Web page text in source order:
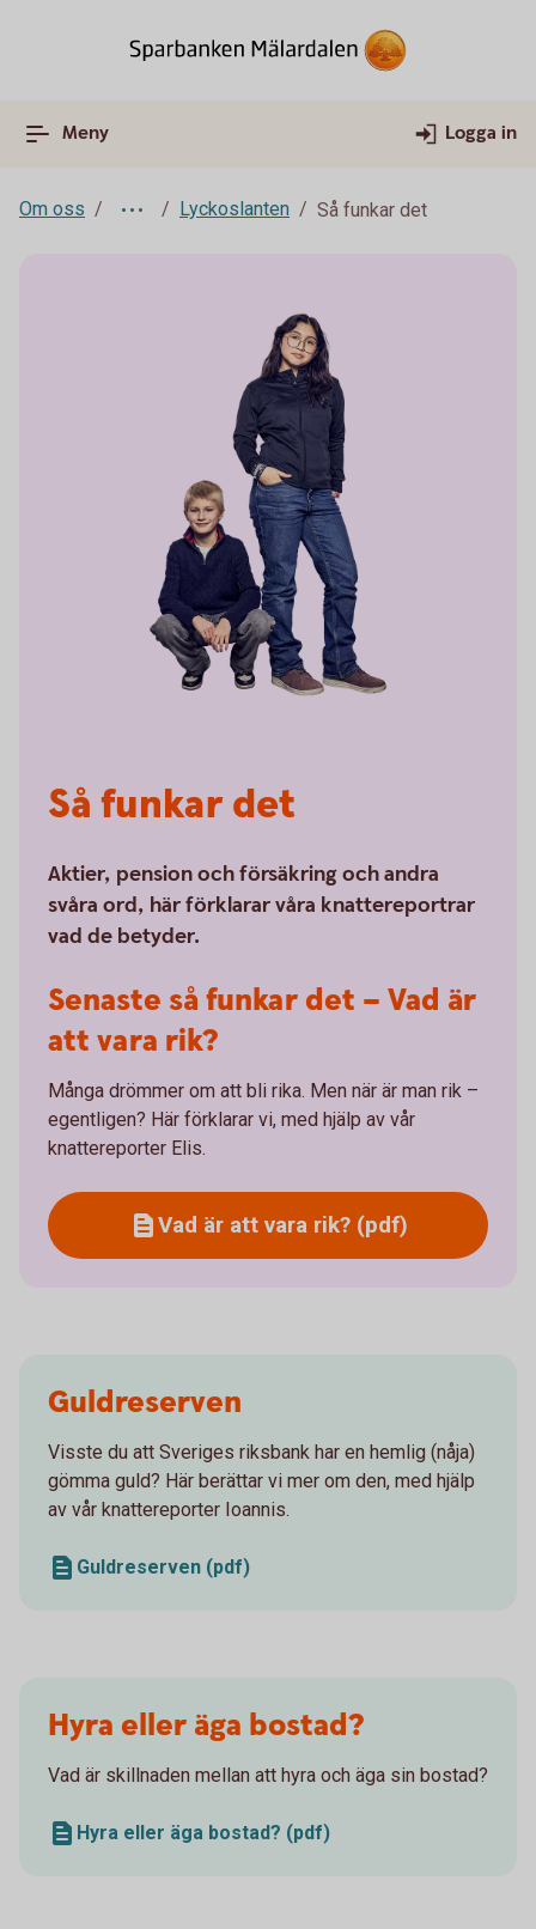
Meny Logga in
Om oss Lyckoslanten Så funkar det
Så funkar det
Aktier, pension och försäkring och andra
svåra ord, här förklarar våra knattereportrar
vad de betyder.
Senaste så funkar det – Vad är
att vara rik?
Många drömmer om att bli rika. Men när är man rik –
egentligen? Här förklarar vi, med hjälp av vår
knattereporter Elis.
Vad är att vara rik? (pdf)
Guldreserven
Visste du att Sveriges riksbank har en hemlig (nåja)
gömma guld? Här berättar vi mer om den, med hjälp
av vår knattereporter Ioannis.
Guldreserven (pdf)
Hyra eller äga bostad?
Vad är skillnaden mellan att hyra och äga sin bostad?
Hyra eller äga bostad? (pdf)